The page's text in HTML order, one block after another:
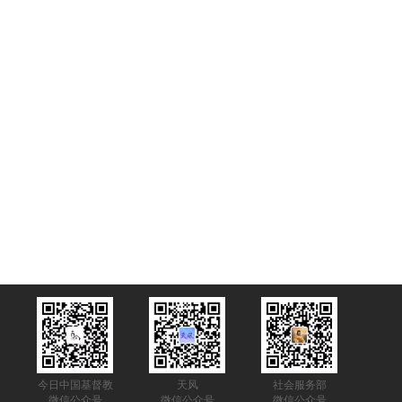
今日中国基督教
天风
社会服务部